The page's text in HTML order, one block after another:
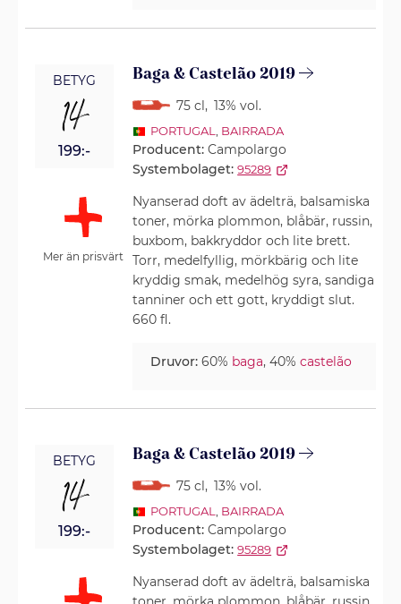
BETYG
14
199:-
Mer än prisvärt
Baga & Castelão 2019
75 cl, 13% vol.
PORTUGAL BAIRRADA
Producent:Campolargo
Systembolaget: 95289
Nyanserad doft av ädelträ, balsamiska
toner, mörka plommon, blåbär, russin,
buxbom, bakkryddor och lite brett.
Torr, medelfyllig, mörkbärig och lite
kryddig smak, medelhög syra, sandiga
tanniner och ett gott, kryddigt slut.
660 fl.
Druvor: 60% baga, 40%castelão
BETYG
14
199:-
Baga & Castelão 2019
75 cl, 13% vol.
PORTUGAL BAIRRADA
Producent:Campolargo
Systembolaget: 95289
Nyanserad doft av ädelträ, balsamiska